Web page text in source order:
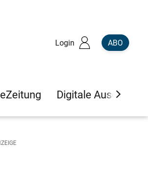
Login ABO
eZeitung Digitale Ausgaben